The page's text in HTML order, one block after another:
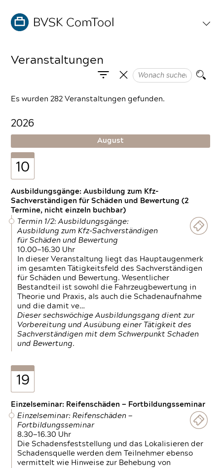
Veranstaltungen
Es wurden 282 Veranstaltungen gefunden.
2026
August
10
Ausbildungsgänge: Ausbildung zum Kfz-
Sachverständigen für Schäden und Bewertung (2
Termine, nicht einzeln buchbar)
Termin 1/2: Ausbildungsgänge:
Ausbildung zum Kfz-Sachverständigen
für Schäden und Bewertung
10.00—16.30 Uhr
In dieser Veranstaltung liegt das Hauptaugenmerk
im gesamten Tätigkeitsfeld des Sachverständigen
für Schäden und Bewertung. Wesentlicher
Bestandteil ist sowohl die Fahrzeugbewertung in
Theorie und Praxis, als auch die Schadenaufnahme
und die damit ve…
Dieser sechswöchige Ausbildungsgang dient zur
Vorbereitung und Ausübung einer Tätigkeit des
Sachverständigen mit dem Schwerpunkt Schaden
und Bewertung.
19
Einzelseminar: Reifenschäden — Fortbildungsseminar
Einzelseminar: Reifenschäden —
Fortbildungsseminar
8.30—16.30 Uhr
Die Schadensfeststellung und das Lokalisieren der
Schadensquelle werden dem Teilnehmer ebenso
vermittelt wie Hinweise zur Behebung von